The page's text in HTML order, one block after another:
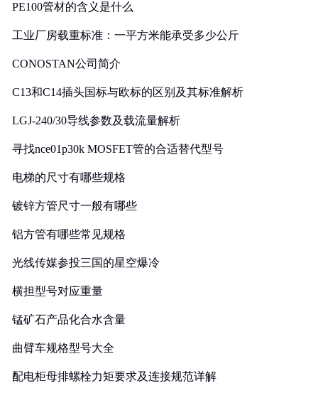
PE100管材的含义是什么
工业厂房载重标准：一平方米能承受多少公斤
CONOSTAN公司简介
C13和C14插头国标与欧标的区别及其标准解析
LGJ-240/30导线参数及载流量解析
寻找nce01p30k MOSFET管的合适替代型号
电梯的尺寸有哪些规格
镀锌方管尺寸一般有哪些
铝方管有哪些常见规格
光线传媒参投三国的星空爆冷
横担型号对应重量
锰矿石产品化合水含量
曲臂车规格型号大全
配电柜母排螺栓力矩要求及连接规范详解